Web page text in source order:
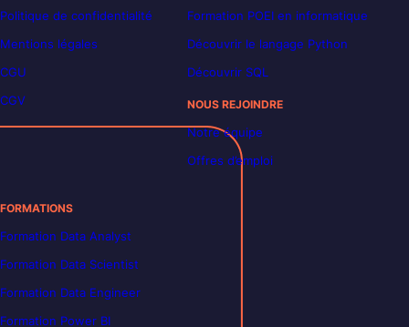
Politique de confidentialité
Mentions légales
CGU
CGV
Formation POEI en informatique
Découvrir le langage Python
Découvrir SQL
NOUS REJOINDRE
Notre équipe
Offres d’emploi
FORMATIONS
Formation Data Analyst
Formation Data Scientist
Formation Data Engineer
Formation Power BI